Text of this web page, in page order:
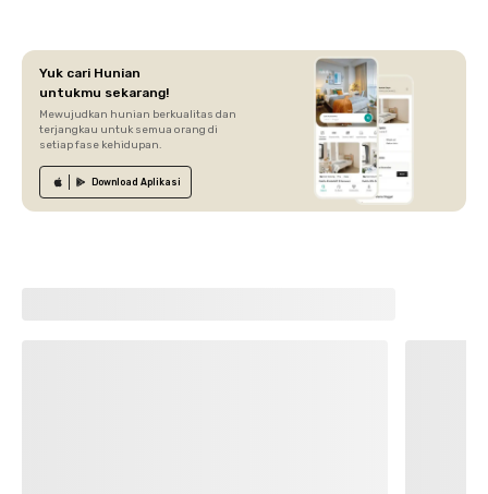
Yuk cari Hunian
untukmu sekarang!
Mewujudkan hunian berkualitas dan
terjangkau untuk semua orang di
setiap fase kehidupan.
Download Aplikasi